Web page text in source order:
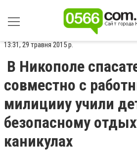
13:31, 29 травня 2015 р.
В Никополе
совместно с
милицииу учили
безопасному
каникулах